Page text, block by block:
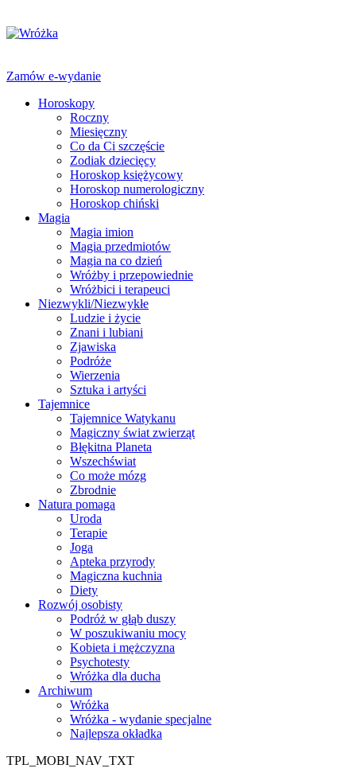
Zamów e-wydanie
Horoskopy
Roczny
Miesięczny
Co da Ci szczęście
Zodiak dziecięcy
Horoskop księżycowy
Horoskop numerologiczny
Horoskop chiński
Magia
Magia imion
Magia przedmiotów
Magia na co dzień
Wróżby i przepowiednie
Wróżbici i terapeuci
Niezwykli/Niezwykłe
Ludzie i życie
Znani i lubiani
Zjawiska
Podróże
Wierzenia
Sztuka i artyści
Tajemnice
Tajemnice Watykanu
Magiczny świat zwierząt
Błękitna Planeta
Wszechświat
Co może mózg
Zbrodnie
Natura pomaga
Uroda
Terapie
Joga
Apteka przyrody
Magiczna kuchnia
Diety
Rozwój osobisty
Podróż w głąb duszy
W poszukiwaniu mocy
Kobieta i mężczyzna
Psychotesty
Wróżka dla ducha
Archiwum
Wróżka
Wróżka - wydanie specjalne
Najlepsza okładka
TPL_MOBI_NAV_TXT